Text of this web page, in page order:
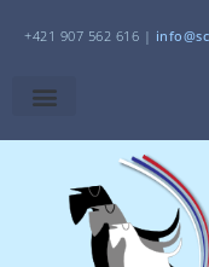
+421 907 562 616 | i